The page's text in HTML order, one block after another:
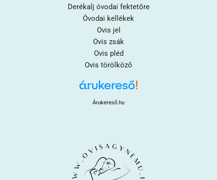
Derékalj óvodai fektetőre
Óvodai kellékek
Ovis jel
Ovis zsák
Ovis pléd
Ovis törölköző
Árukereső.hu